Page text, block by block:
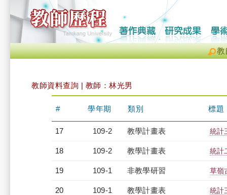
教
教師資料查詢 | 教師：林光男
# 學年期 類別 標題
17 109-2 教學計畫表 統計
18 109-2 教學計畫表 統計
19 109-1 非教學研習 草嶺
20 109-1 教學計畫表 統計